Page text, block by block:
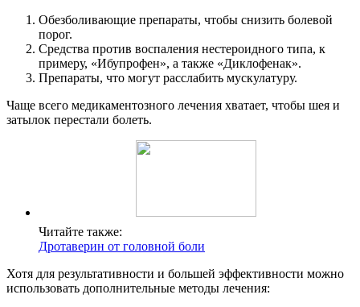
Обезболивающие препараты, чтобы снизить болевой
порог.
Средства против воспаления нестероидного типа, к
примеру, «Ибупрофен», а также «Диклофенак».
Препараты, что могут расслабить мускулатуру.
Чаще всего медикаментозного лечения хватает, чтобы шея и
затылок перестали болеть.
Читайте также:
Дротаверин от головной боли
Хотя для результативности и большей эффективности можно
использовать дополнительные методы лечения: